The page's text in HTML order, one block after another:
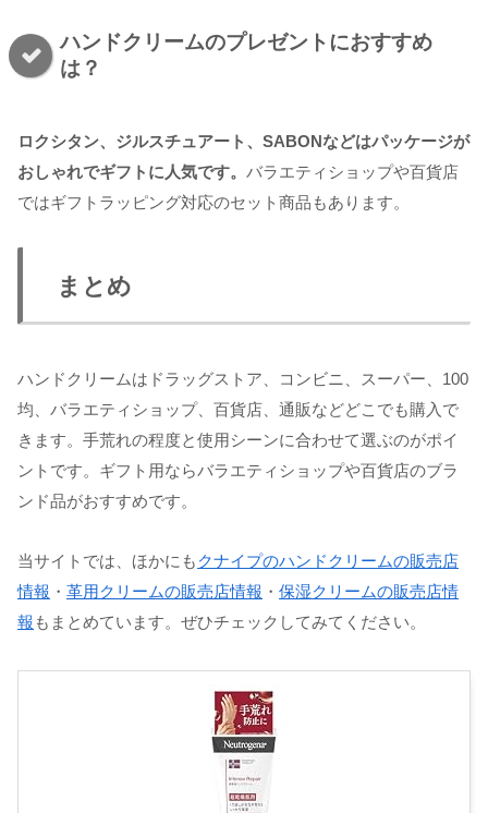
ハンドクリームのプレゼントにおすすめ
は？
ロクシタン、ジルスチュアート、SABONなどはパッケージが
おしゃれでギフトに人気です。 バラエティショップや百貨店
ではギフトラッピング対応のセット商品もあります。
まとめ
ハンドクリームはドラッグストア、コンビニ、スーパー、100
均、バラエティショップ、百貨店、通販などどこでも購入で
きます。手荒れの程度と使用シーンに合わせて選ぶのがポイ
ントです。ギフト用ならバラエティショップや百貨店のブラ
ンド品がおすすめです。
当サイトでは、ほかにも クナイプのハンドクリームの販売店
情報 ・ 革用クリームの販売店情報 ・ 保湿クリームの販売店情
報 もまとめています。ぜひチェックしてみてください。